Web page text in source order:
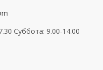
Суббота: 9.00-14.00